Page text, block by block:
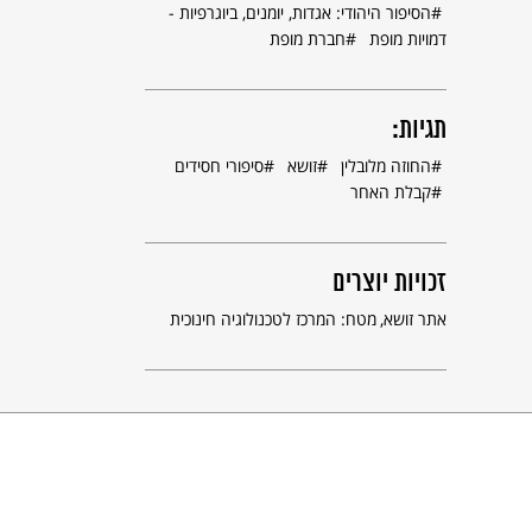
הסיפור היהודי: אגדות, יומנים, ביוגרפיות -
דמויות מופת
חברת מופת
תגיות:
החוזה מלובלין זושא
סיפורי חסידים
קבלת האחר
זכויות יוצרים
אתר זושא מטח: המרכז לטכנולוגיה חינוכית